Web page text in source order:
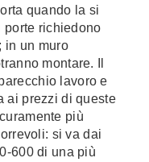
quando la si
porte richiedono
in un muro
montare. Il
lavoro e
ai prezzi di queste
più
si va dai
600 di una più